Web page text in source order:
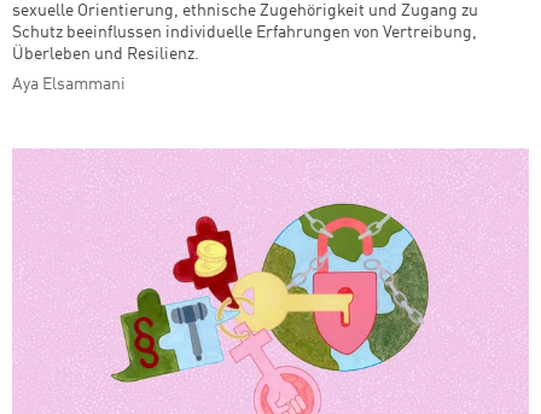
sexuelle Orientierung, ethnische Zugehörigkeit und Zugang zu
Schutz beeinflussen individuelle Erfahrungen von Vertreibung,
Überleben und Resilienz.
Aya Elsammani